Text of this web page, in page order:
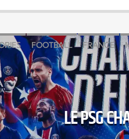
FOOTBALL FRANCE
LE PSG